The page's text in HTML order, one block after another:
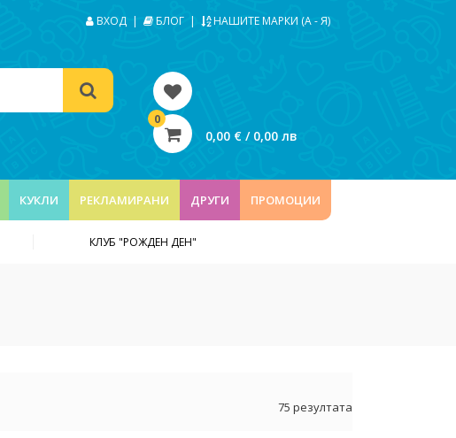
ВХОД | БЛОГ | НАШИТЕ МАРКИ (А - Я)
0
0,00 € / 0,00 лв
КУКЛИ РЕКЛАМИРАНИ ДРУГИ ПРОМОЦИИ
КЛУБ "РОЖДЕН ДЕН"
75 резултата